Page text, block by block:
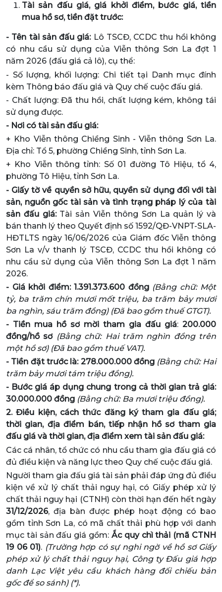
Tài sản đấu giá, giá khởi điểm, bước giá, tiền
mua hồ sơ, tiền đặt trước:
- Tên tài sản đấu giá: Lô TSCĐ, CCDC thu hồi không
có nhu cầu sử dụng của Viễn thông Sơn La đợt 1
năm 2026 (đấu giá cả lô), cụ thể:
- Số lượng, khối lượng: Chi tiết tại Danh mục đính
kèm Thông báo đấu giá và Quy chế cuộc đấu giá.
- Chất lượng: Đã thu hồi, chất lượng kém, không tái
sử dụng được.
- Nơi có tài sản đấu giá:
+ Kho Viễn thông Chiềng Sinh - Viễn thông Sơn La.
Địa chỉ: Tổ 5, phường Chiềng Sinh, tỉnh Sơn La.
+ Kho Viễn thông tỉnh: Số 01 đường Tô Hiệu, tổ 4,
phường Tô Hiệu, tỉnh Sơn La.
- Giấy tờ về quyền sở hữu, quyền sử dụng đối với tài
sản, nguồn gốc tài sản và tình trạng pháp lý của tài
sản đấu giá: Tài sản Viễn thông Sơn La quản lý và
bán thanh lý theo Quyết định số 1592/QĐ-VNPT-SLA-
HĐTLTS ngày 16/06/2026 của Giám đốc Viễn thông
Sơn La v/v thanh lý TSCĐ, CCDC thu hồi không có
nhu cầu sử dụng của Viễn thông Sơn La đợt 1 năm
2026.
- Giá khởi điểm: 1.391.373.600 đồng (Bằng chữ: Một
tỷ, ba trăm chín mươi mốt triệu, ba trăm bảy mươi
ba nghìn, sáu trăm đồng) (Đã bao gồm thuế GTGT).
- Tiền mua hồ sơ mời tham gia đấu giá: 200.000
đồng/hồ sơ (Bằng chữ: Hai trăm nghìn đồng trên
một hồ sơ) (Đã bao gồm thuế VAT).
- Tiền đặt trước là: 278.000.000 đồng (Bằng chữ: Hai
trăm bảy mươi tám triệu đồng).
- Bước giá áp dụng chung trong cả thời gian trả giá:
30.000.000 đồng (Bằng chữ: Ba mươi triệu đồng).
2. Điều kiện, cách thức đăng ký tham gia đấu giá;
thời gian, địa điểm bán, tiếp nhận hồ sơ tham gia
đấu giá và thời gian, địa điểm xem tài sản đấu giá:
Các cá nhân, tổ chức có nhu cầu tham gia đấu giá có
đủ điều kiện và năng lực theo Quy chế cuộc đấu giá.
Người tham gia đấu giá tài sản phải đáp ứng đủ điều
kiện về xử lý chất thải nguy hại, có Giấy phép xử lý
chất thải nguy hại (CTNH) còn thời hạn đến hết ngày
31/12/2026, địa bàn được phép hoạt động có bao
gồm tỉnh Sơn La, có mã chất thải phù hợp với danh
mục tài sản đấu giá gồm: Ắc quy chì thải (mã CTNH
19 06 01). (Trường hợp có sự nghi ngờ về hồ sơ Giấy
phép xử lý chất thải nguy hại, Công ty Đấu giá hợp
danh Lạc Việt yêu cầu khách hàng đối chiếu bản
gốc để so sánh) (*).